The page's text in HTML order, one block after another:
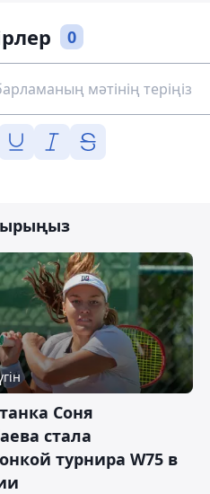
0
Соня
стала
турнира W75 в